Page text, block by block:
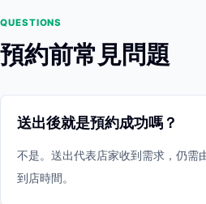
QUESTIONS
預約前常見問題
送出後就是預約成功嗎？
不是。送出代表店家收到需求，仍需
到店時間。